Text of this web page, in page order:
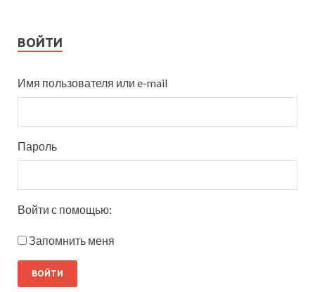
ВОЙТИ
Имя пользователя или e-mail
Пароль
Войти с помощью:
Запомнить меня